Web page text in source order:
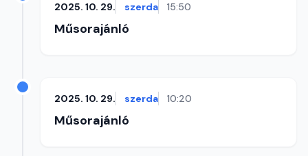
2025. 10. 29. szerda 15:50
Műsorajánló
2025. 10. 29. szerda 10:20
Műsorajánló